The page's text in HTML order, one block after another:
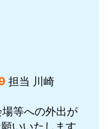
担当 川崎
等への外出が
いいたします